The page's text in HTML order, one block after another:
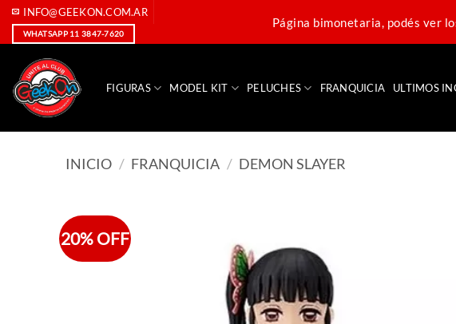
SaltarINFO@GEEKON.COM.AR
WHATSAPP 11 3847-7620
Página bimonetaria, podés ver
FIGURAS MODEL KIT PELUCHES FRANQUICIA ULTIMOS
INICIO / FRANQUICIA / DEMON SLAYER
20% OFF